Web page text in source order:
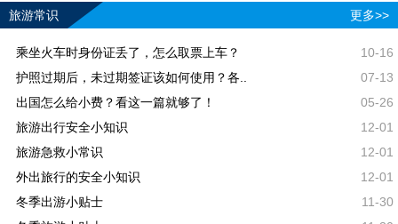
旅游常识 更多>>
乘坐火车时身份证丢了，怎么取票上车？
10-16
护照过期后，未过期签证该如何使用？各..
07-13
出国怎么给小费？看这一篇就够了！
05-26
旅游出行安全小知识
12-01
旅游急救小常识
12-01
外出旅行的安全小知识
12-01
冬季出游小贴士
11-30